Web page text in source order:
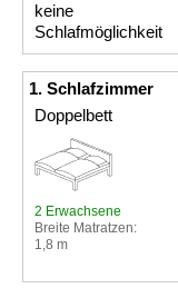
keine
Schlafmöglichkeit
1. Schlafzimmer
Doppelbett
2 Erwachsene
Breite Matratzen:
1,8 m